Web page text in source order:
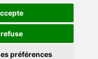
préférences
| Vide Maison La Louvière
Hainaut